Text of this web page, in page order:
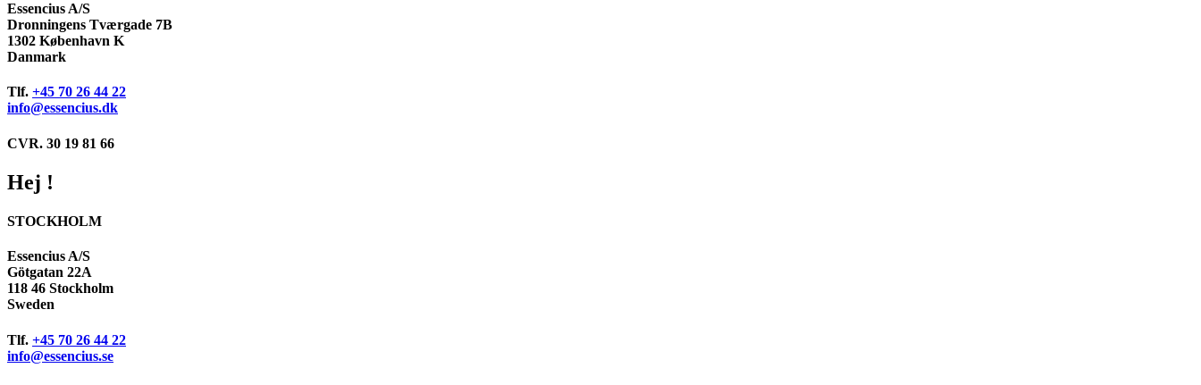
Essencius A/S
Dronningens Tværgade 7B
1302 København K
Danmark
Tlf. +45 70 26 44 22
info@essencius.dk
CVR. 30 19 81 66
Hej !
STOCKHOLM
Essencius A/S
Götgatan 22A
118 46 Stockholm
Sweden
Tlf. +45 70 26 44 22
info@essencius.se